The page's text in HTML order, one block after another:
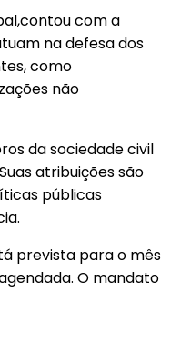
com a
na defesa dos
como
não
da sociedade civil
atribuições são
públicas
prevista para o mês
O mandato